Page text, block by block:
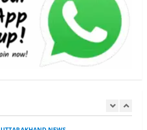
UTTARAKHAND NEWS
नाबार्ड ने राष्ट्रीय हथकरघा दिवस के अवसर पर
मुंबई में तीन दिवसीय प्रदर्शनी का आयोजन किया
August 7, 2026
UTTARAKHAND NEWS